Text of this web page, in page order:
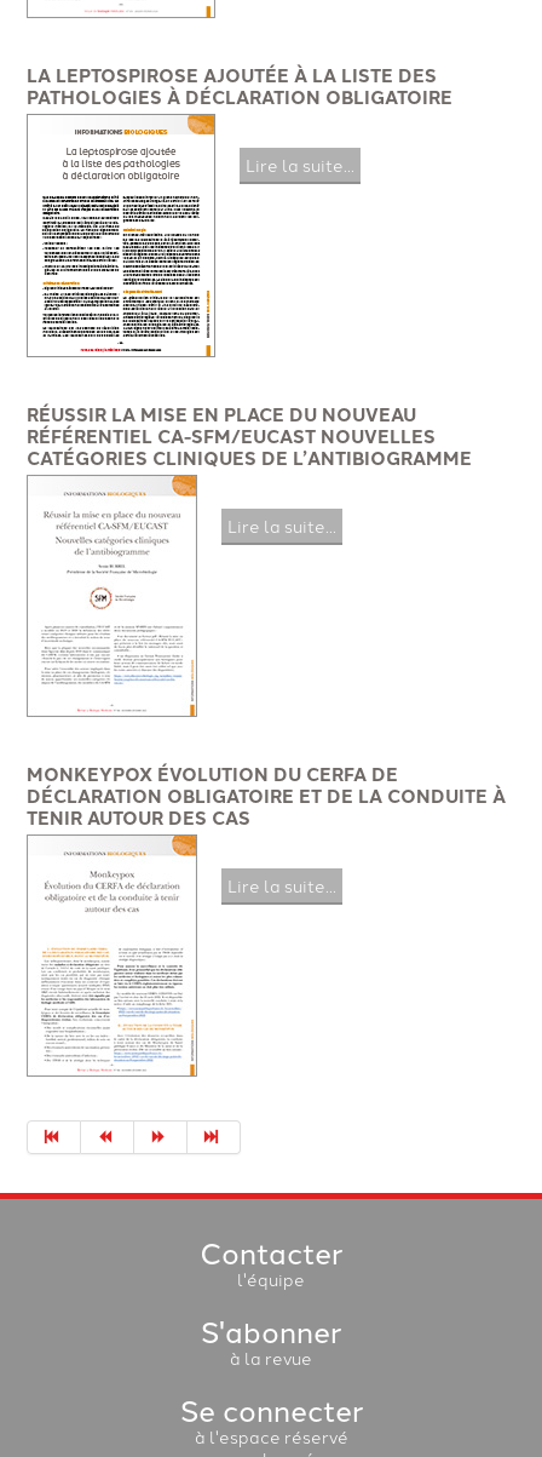
LA LEPTOSPIROSE AJOUTÉE À LA LISTE DES
PATHOLOGIES À DÉCLARATION OBLIGATOIRE
Lire la suite...
RÉUSSIR LA MISE EN PLACE DU NOUVEAU
RÉFÉRENTIEL CA-SFM/EUCAST NOUVELLES
CATÉGORIES CLINIQUES DE L’ANTIBIOGRAMME
Lire la suite...
MONKEYPOX ÉVOLUTION DU CERFA DE
DÉCLARATION OBLIGATOIRE ET DE LA CONDUITE À
TENIR AUTOUR DES CAS
Lire la suite...
Contacter
l'équipe
S'abonner
à la revue
Se connecter
à l'espace réservé